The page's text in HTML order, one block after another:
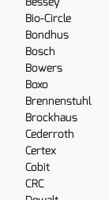
Bio-Circle
Bondhus
Bosch
Bowers
Boxo
Brennenstuhl
Brockhaus
Cederroth
Certex
Cobit
CRC